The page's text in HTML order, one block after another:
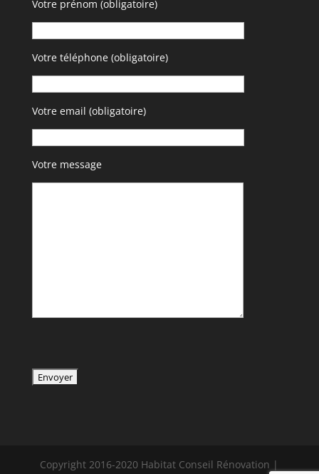
Votre prénom (obligatoire)
Votre téléphone (obligatoire)
Votre email (obligatoire)
Votre message
Copyright 2016-2020 Habitat Conseil Rénovation |